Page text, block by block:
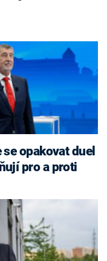
pro a proti